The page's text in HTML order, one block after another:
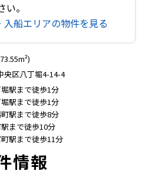
。
船エリアの物件を見る
央区八丁堀4-14-4
駅まで徒歩1分
駅まで徒歩1分
駅まで徒歩8分
まで徒歩10分
駅まで徒歩11分
情報